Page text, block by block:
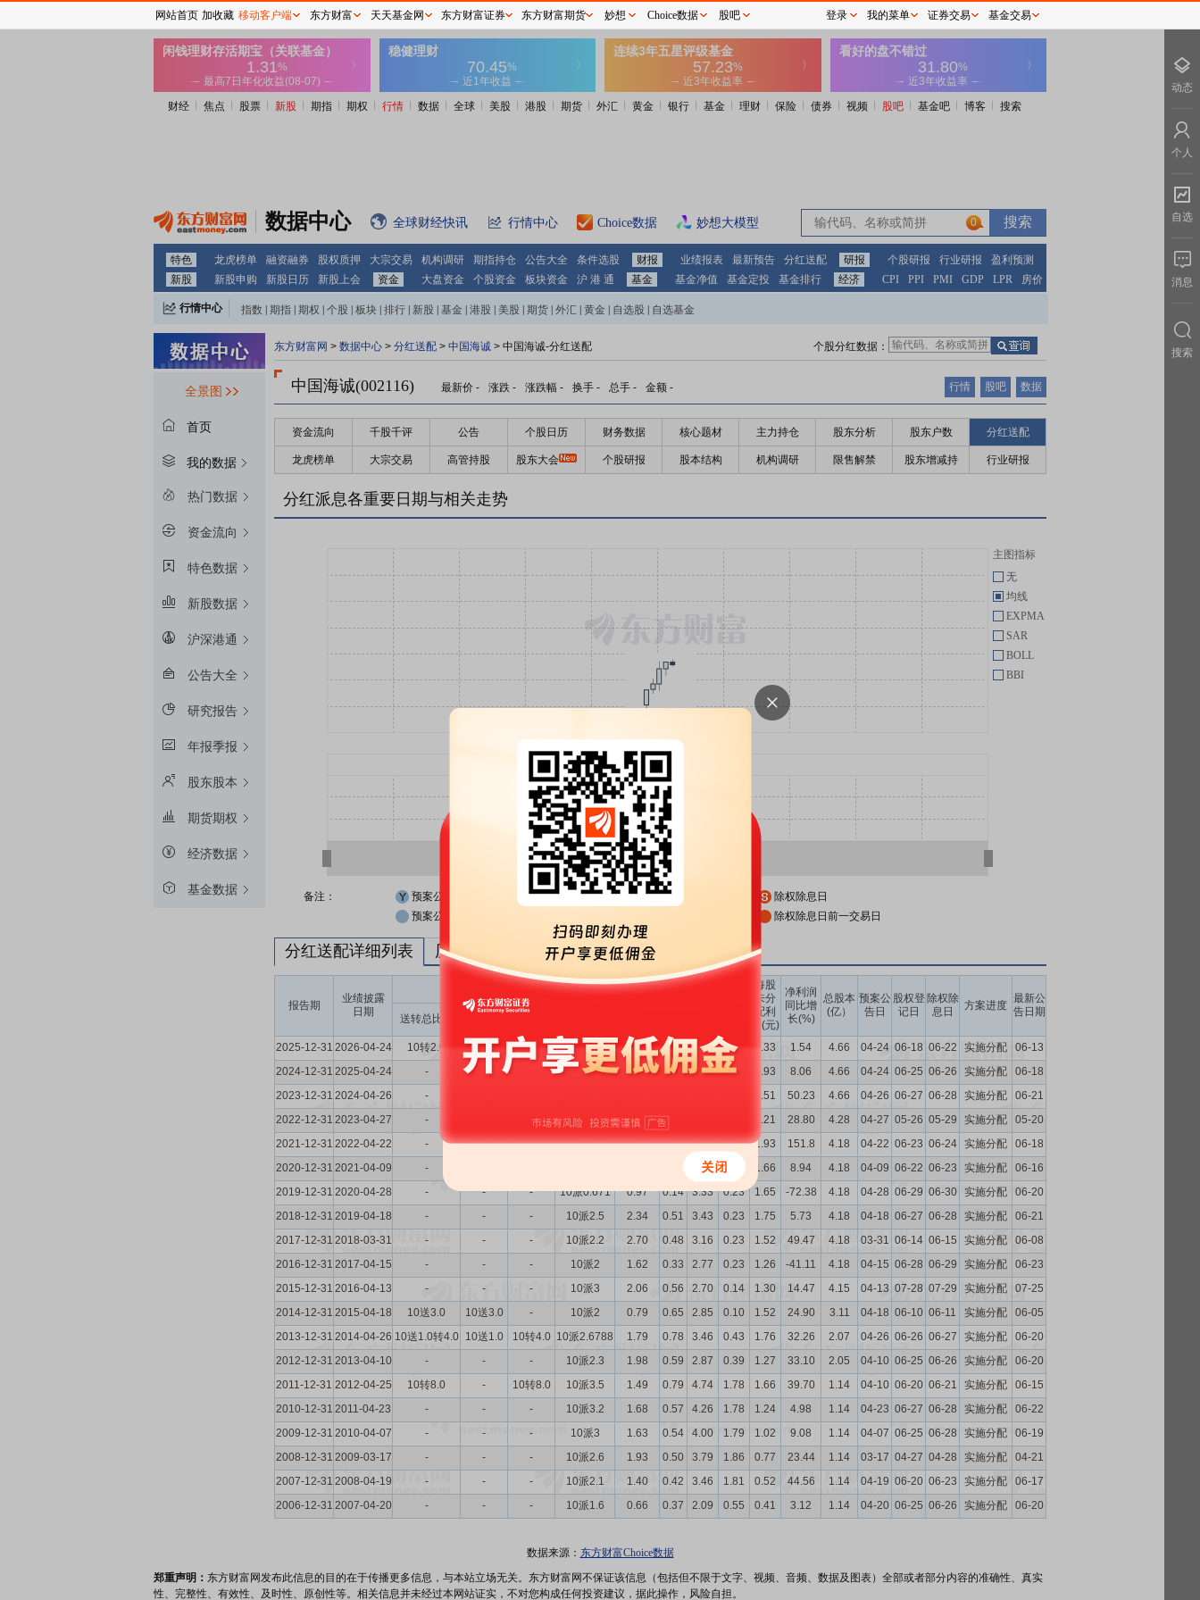
财经 焦点 股票 新股 期指 期权 行情 数据 全球 美股 港股 期货 外汇 黄金 银行 基金 理财 保险 债券 视频 股吧 基金吧 博客 搜索
数据中心 全球财经快讯 行情中心 Choice数据 妙想大模型 0
特色 龙虎榜单 融资融券 股权质押 大宗交易 机构调研 期指持仓 公告大全 条件选股 财报 业绩报表 最新预告 分红送配 研报 个股研报 行业研报
盈利预测
新股
新股申购 新股日历 新股上会 资金 大盘资金 个股资金 板块资金 沪 港 通 基金 基金净值 基金定投 基金排行 经济 CPI PPI PMI GDP LPR 房价
行情中心 指数 期指 期权 个股 板块 排行 新股 基金 港股 美股 期货 外汇 黄金 自选股 自选基金
全景图
首页
我的数据
热门数据
资金流向
特色数据
新股数据
沪深港通
公告大全
研究报告
年报季报
股东股本
期货期权
经济数据
基金数据
东方财富网 > 数据中心 > 分红送配 > 中国海诚 > 中国海诚-分红送配 个股分红数据：
中国海诚(002116) 最新价 - 涨跌 - 涨跌幅 - 换手 - 总手 - 金额 - 行情 股吧 数据
资金流向 千股千评 公告 个股日历 财务数据 核心题材 主力持仓 股东分析 股东户数 分红送配
龙虎榜单 大宗交易 高管持股 股东大会 个股研报 股本结构 机构调研 限售解禁 股东增减持 行业研报
分红派息各重要日期与相关走势
主图指标
无
均线
EXPMA
SAR
BOLL
BBI
备注： 预案公布日 股权登记日
除权除息日
预案公布日前一交易日
除权除息日前一交易日
分红送配详细列表 历次分红派息与涨跌幅表现
报告期
业绩披露
日期
现金分红
每股
未分
配利
润(元)
净利润
同比增
长(%)
总股本
(亿）
预案公
告日
股权登
记日
除权除
息日
方案进度
最新公
告日期
送转总比例
2025-12-31 2026-04-24 10转2.0 - 10转2.0 10派2.1931 2.43 0.74 5.95 1.19 3.33 1.54 4.66 04-24 06-18 06-22 实施分配
06-13
2024-12-31 2025-04-24 - 10派3.0938 2.97 0.73 5.47 1.18 2.93 8.06 4.66 04-24 06-25 06-26 实施分配
06-18
2023-12-31 2024-04-26 - 2.51 50.23 4.66 04-26 06-27 06-28 实施分配
06-21
2022-12-31 2023-04-27 - - 10派1.854 1.66 0.50 2.21 28.80 4.28 04-27 05-26 05-29 实施分配
05-20
2021-12-31 2022-04-22 - - - 10派1.433 1.51 0.39 3.60 0.23 1.93 151.8 4.18 04-22 06-23 06-24 实施分配
06-18
2020-12-31 2021-04-09 - 0.15 3.36 0.23 1.66 8.94 4.18 04-09 06-22 06-23 实施分配
06-16
2019-12-31 2020-04-28 - - - 10派0.671 0.97 0.14 3.33 0.23 1.65 -72.38 4.18 04-28 06-29 06-30 实施分配
06-20
2018-12-31 2019-04-18 - - - 10派2.5 2.34 0.51 3.43 0.23 1.75 5.73 4.18 04-18 06-27 06-28 实施分配
06-21
2017-12-31 2018-03-31 - - - 10派2.2 2.70 0.48 3.16 0.23 1.52 49.47 4.18 03-31 06-14 06-15 实施分配
06-08
2016-12-31 2017-04-15 - - - 10派2 1.62 0.33 2.77 0.23 1.26 -41.11 4.18 04-15 06-28 06-29 实施分配
06-23
2015-12-31 2016-04-13 - - - 10派3 2.06 0.56 2.70 0.14 1.30 14.47 4.15 04-13 07-28 07-29 实施分配
07-25
2014-12-31 2015-04-18 10送3.0 10送3.0 - 10派2 0.79 0.65 2.85 0.10 1.52 24.90 3.11 04-18 06-10 06-11 实施分配
06-05
2013-12-31 2014-04-26 10送1.0转4.0 10送1.0 10转4.0 10派2.6788 1.79 0.78 3.46 0.43 1.76 32.26 2.07 04-26 06-26 06-27 实施分配
06-20
2012-12-31 2013-04-10 - - - 10派2.3 1.98 0.59 2.87 0.39 1.27 33.10 2.05 04-10 06-25 06-26 实施分配
06-20
2011-12-31 2012-04-25 10转8.0 - 10转8.0 10派3.5 1.49 0.79 4.74 1.78 1.66 39.70 1.14 04-10 06-20 06-21 实施分配
06-15
2010-12-31 2011-04-23 - - - 10派3.2 1.68 0.57 4.26 1.78 1.24 4.98 1.14 04-23 06-27 06-28 实施分配
06-22
2009-12-31 2010-04-07 - - - 10派3 1.63 0.54 4.00 1.79 1.02 9.08 1.14 04-07 06-25 06-28 实施分配
06-19
2008-12-31 2009-03-17 - - - 10派2.6 1.93 0.50 3.79 1.86 0.77 23.44 1.14 03-17 04-27 04-28 实施分配
04-21
2007-12-31 2008-04-19 - - - 10派2.1 1.40 0.42 3.46 1.81 0.52 44.56 1.14 04-19 06-20 06-23 实施分配
06-17
2006-12-31 2007-04-20 - - - 10派1.6 0.66 0.37 2.09 0.55 0.41 3.12 1.14 04-20 06-25 06-26 实施分配 06-20
数据来源： 东方财富Choice数据
郑重声明： 东方财富网发布此信息的目的在于传播更多信息，与本站立场无关。东方财富网不保证该信息（包括但不限于文字、视频、音频、数据及图表）全部或者部分内容的准确性、真实
性、完整性、有效性、及时性、原创性等。相关信息并未经过本网站证实，不对您构成任何投资建议，据此操作，风险自担。
网站首页 加收藏 移动客户端 东方财富 天天基金网 东方财富证券 东方财富期货 妙想 Choice数据 股吧 登录 我的菜单 证券交易 基金交易
动态
个人
自选
消息
搜索